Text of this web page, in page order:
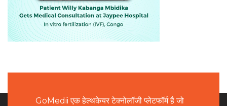
GoMedii एक हेल्थकेयर टेक्नोलॉजी प्लेटफॉर्म है जो